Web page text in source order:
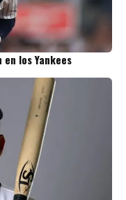
los Yankees